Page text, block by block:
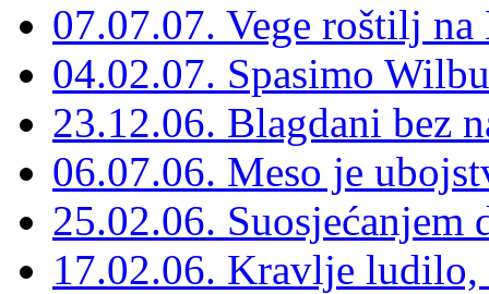
07.07.07. Vege roštilj
04.02.07. Spasimo
23.12.06. Blagdani bez
06.07.06. Meso je
25.02.06. Suosjećanjem
17.02.06. Kravlje